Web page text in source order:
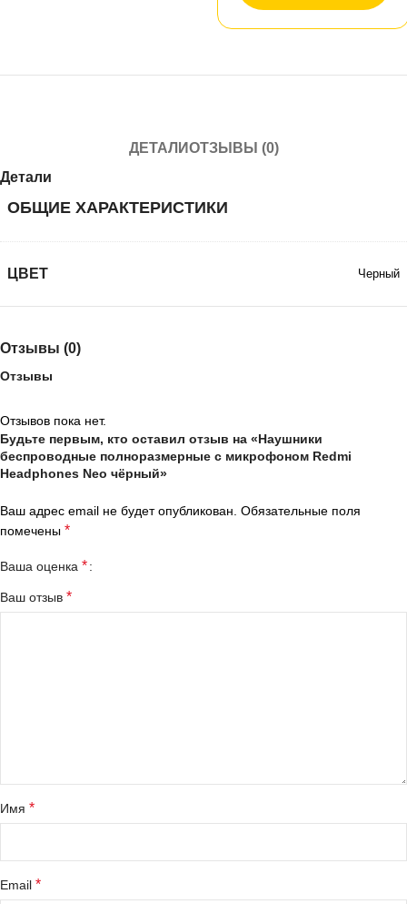
ДЕТАЛИОТЗЫВЫ (0)
Детали
ОБЩИЕ ХАРАКТЕРИСТИКИ
ЦВЕТ Черный
Отзывы (0)
Отзывы
Отзывов пока нет.
Будьте первым, кто оставил отзыв на «Наушники
беспроводные полноразмерные с микрофоном Redmi
Headphones Neo чёрный»
Ваш адрес email не будет опубликован. Обязательные поля
помечены *
Ваша оценка *
Ваш отзыв *
Имя *
Email *